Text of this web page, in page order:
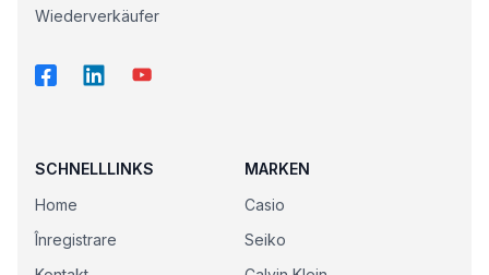
Wiederverkäufer
SCHNELLLINKS
Home
Înregistrare
MARKEN
Casio
Seiko